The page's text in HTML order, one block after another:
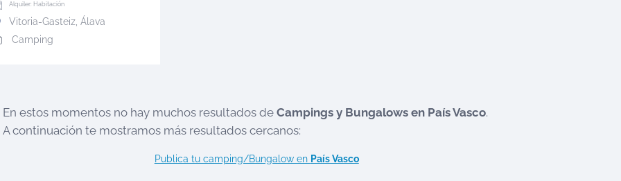
Alquiler: Habitación
Vitoria-Gasteiz, Álava
Camping
En estos momentos no hay muchos resultados de Campings y Bungalows en País Vasco.
A continuación te mostramos más resultados cercanos:
Publica tu camping/Bungalow en País Vasco